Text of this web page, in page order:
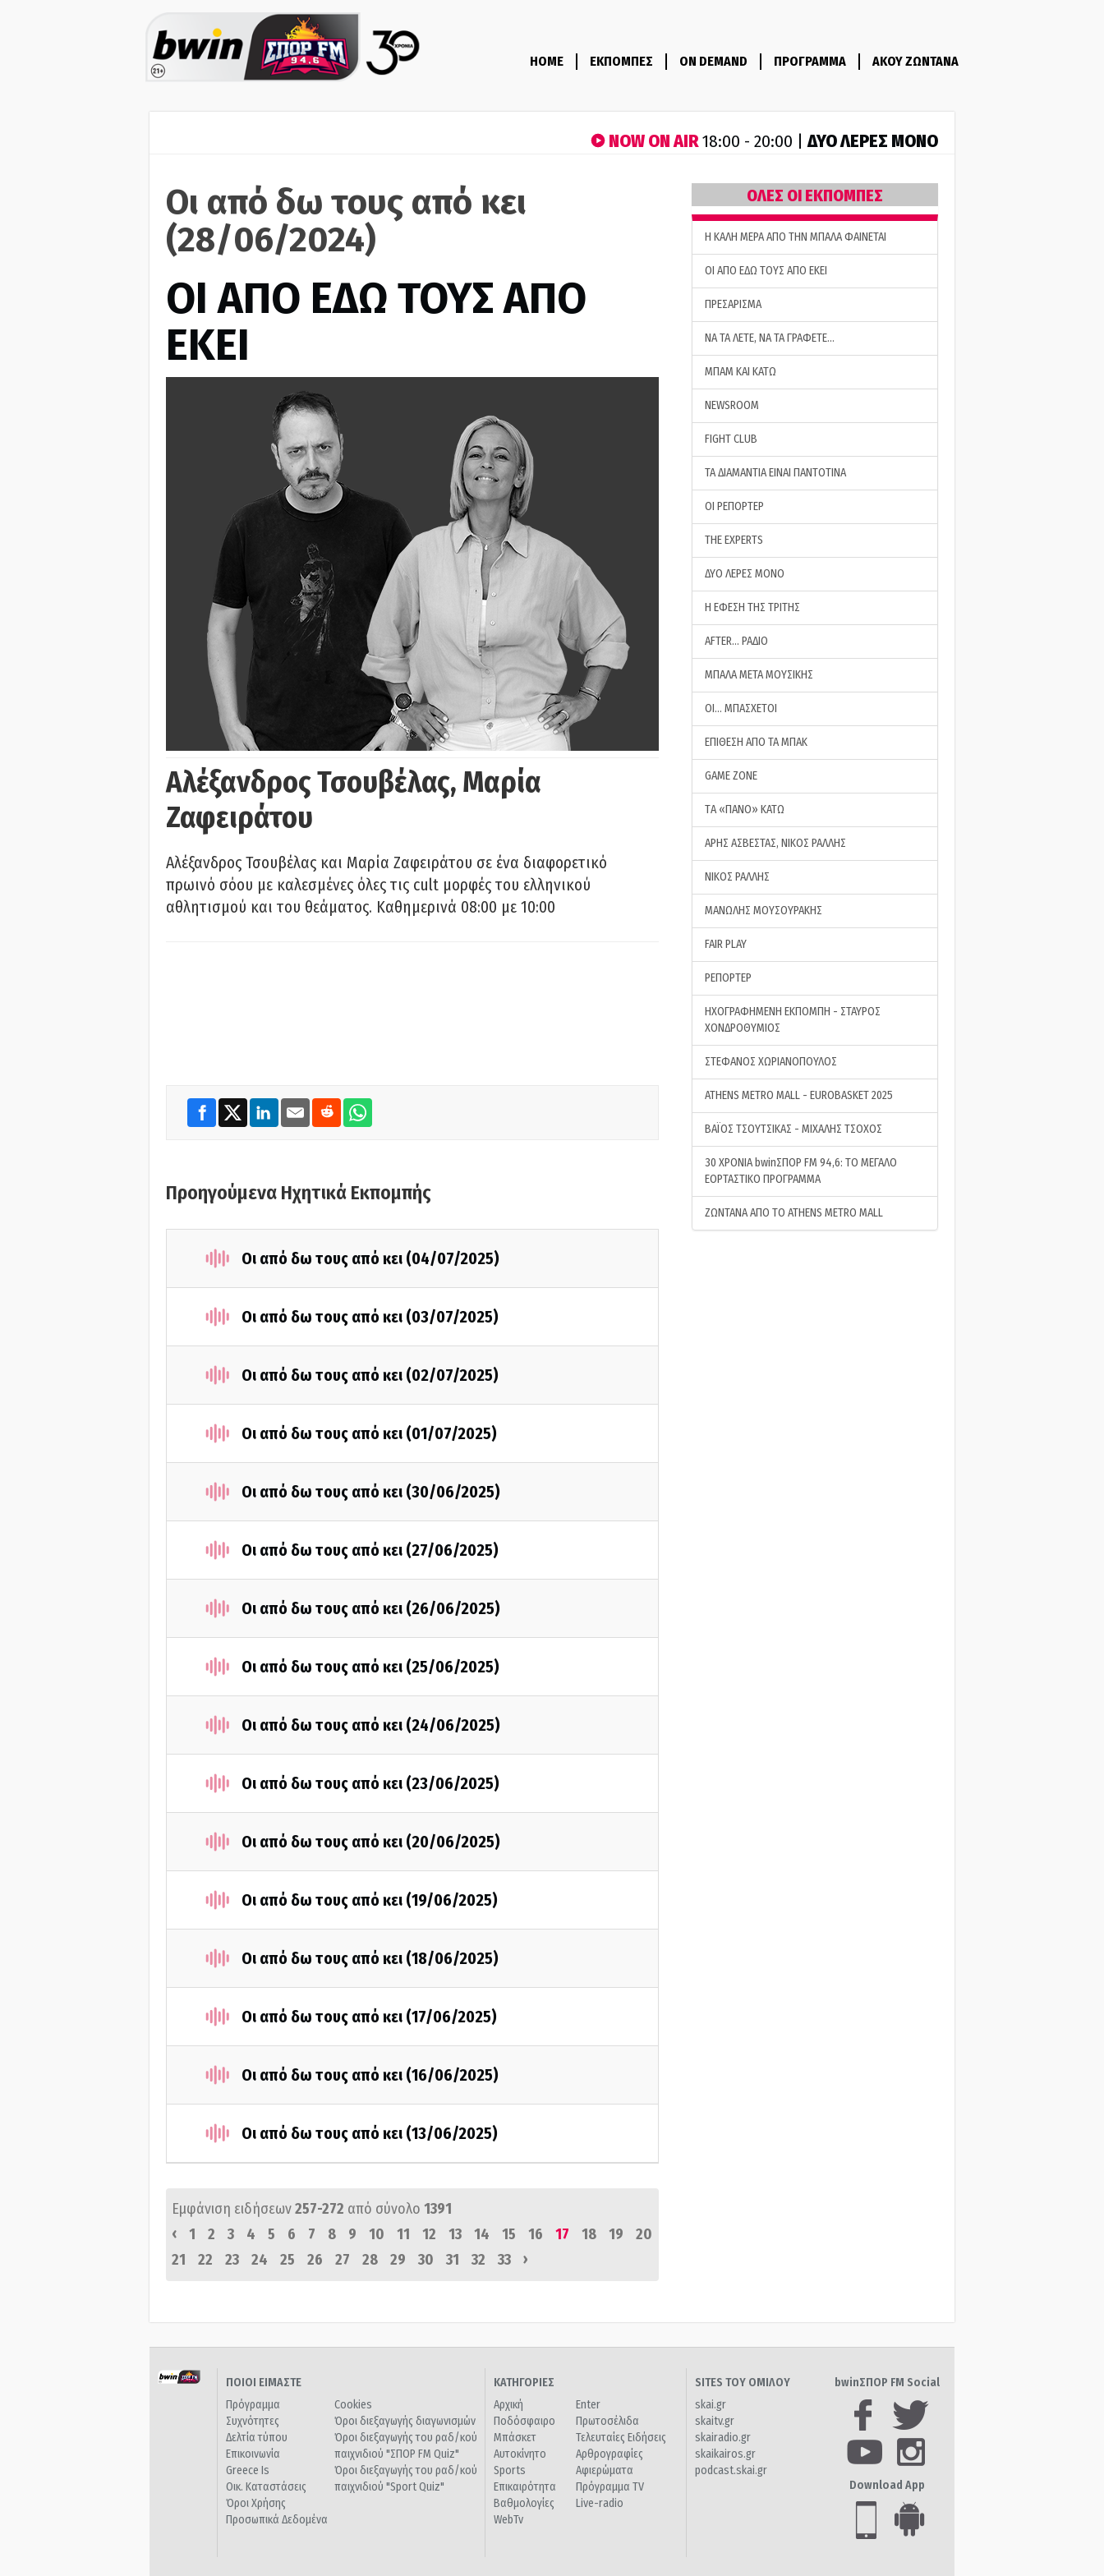
HOME ΕΚΠΟΜΠΕΣ ON DEMAND ΠΡΟΓΡΑΜΜΑ ΑΚΟΥ ΖΩΝΤΑΝΑ
NOW ON AIR18:00 - 20:00 |ΔΥΟ ΛΕΡΕΣ ΜΟΝΟ
Οι από δω τους από κει
(28/06/2024)
ΟΙ ΑΠΟ ΕΔΩ ΤΟΥΣ ΑΠΟ
ΕΚΕΙ
Αλέξανδρος Τσουβέλας, Μαρία
Ζαφειράτου
Αλέξανδρος Τσουβέλας και Μαρία Ζαφειράτου σε ένα διαφορετικό
πρωινό σόου με καλεσμένες όλες τις cult μορφές του ελληνικού
αθλητισμού και του θεάματος. Καθημερινά 08:00 με 10:00
Προηγούμενα Ηχητικά Εκπομπής
Οι από δω τους από κει (04/07/2025)
Οι από δω τους από κει (03/07/2025)
Οι από δω τους από κει (02/07/2025)
Οι από δω τους από κει (01/07/2025)
Οι από δω τους από κει (30/06/2025)
Οι από δω τους από κει (27/06/2025)
Οι από δω τους από κει (26/06/2025)
Οι από δω τους από κει (25/06/2025)
Οι από δω τους από κει (24/06/2025)
Οι από δω τους από κει (23/06/2025)
Οι από δω τους από κει (20/06/2025)
Οι από δω τους από κει (19/06/2025)
Οι από δω τους από κει (18/06/2025)
Οι από δω τους από κει (17/06/2025)
Οι από δω τους από κει (16/06/2025)
Οι από δω τους από κει (13/06/2025)
Εμφάνιση ειδήσεων257-272 από σύνολο 1391
‹
1 2 3 4 5 6 7 8 9 10 11 12 13 14 15 16 17 18 19
20
21
22 23 24 25 26 27 28 29 30 31 32 33 ›
ΟΛΕΣ ΟΙ ΕΚΠΟΜΠΕΣ
H ΚΑΛΗ ΜΕΡΑ ΑΠΟ ΤΗΝ ΜΠΑΛΑ ΦΑΙΝΕΤΑΙ
ΟΙ ΑΠΟ ΕΔΩ ΤΟΥΣ ΑΠΟ ΕΚΕΙ
ΠΡΕΣΑΡΙΣΜΑ
ΝΑ ΤΑ ΛΕΤΕ, ΝΑ ΤΑ ΓΡΑΦΕΤΕ…
ΜΠΑΜ ΚΑΙ ΚΑΤΩ
NEWSROOM
FIGHT CLUB
ΤΑ ΔΙΑΜΑΝΤΙΑ ΕΙΝΑΙ ΠΑΝΤΟΤΙΝΑ
ΟΙ ΡΕΠΟΡΤΕΡ
THE EXPERTS
ΔΥΟ ΛΕΡΕΣ ΜΟΝΟ
Η ΕΦΕΣΗ ΤΗΣ ΤΡΙΤΗΣ
AFTER… ΡΑΔΙΟ
ΜΠΑΛΑ ΜΕΤΑ ΜΟΥΣΙΚΗΣ
ΟΙ… ΜΠΑΣΧΕΤΟΙ
ΕΠΙΘΕΣΗ ΑΠΟ ΤΑ ΜΠΑΚ
GAME ZONE
ΤA «ΠΑΝΟ» ΚΑΤΩ
ΑΡΗΣ ΑΣΒΕΣΤΑΣ, ΝΙΚΟΣ ΡΑΛΛΗΣ
ΝΙΚΟΣ ΡΑΛΛΗΣ
ΜΑΝΩΛΗΣ ΜΟΥΣΟΥΡΑΚΗΣ
FAIR PLAY
ΡΕΠΟΡΤΕΡ
ΗΧΟΓΡΑΦΗΜΕΝΗ ΕΚΠΟΜΠΗ - ΣΤΑΥΡΟΣ
ΧΟΝΔΡΟΘΥΜΙΟΣ
ΣΤΕΦΑΝΟΣ ΧΩΡΙΑΝΟΠΟΥΛΟΣ
ATHENS METRO MALL - EUROBASKET 2025
ΒΑΪΟΣ ΤΣΟΥΤΣΙΚΑΣ - ΜΙΧΑΛΗΣ ΤΣΟΧΟΣ
30 ΧΡΟΝΙΑ bwinΣΠΟΡ FM 94,6: ΤΟ ΜΕΓΑΛΟ
ΕΟΡΤΑΣΤΙΚΟ ΠΡΟΓΡΑΜΜΑ
ΖΩΝΤΑΝΑ ΑΠΟ ΤΟ ATHENS METRO MALL
ΠΟΙΟΙ ΕΙΜΑΣΤΕ
Πρόγραμμα
Συχνότητες
Δελτία τύπου
Επικοινωνία
Greece Is
Οικ. Καταστάσεις
Όροι Χρήσης
Προσωπικά Δεδομένα
Cookies
Όροι διεξαγωγής διαγωνισμών
Όροι διεξαγωγής του ραδ/κού
παιχνιδιού "ΣΠΟΡ FM Quiz"
Όροι διεξαγωγής του ραδ/κού
παιχνιδιού "Sport Quiz"
ΚΑΤΗΓΟΡΙΕΣ
Αρχική
Ποδόσφαιρο
Μπάσκετ
Αυτοκίνητο
Sports
Επικαιρότητα
Βαθμολογίες
WebTv
Enter
Πρωτοσέλιδα
Τελευταίες Ειδήσεις
Αρθρογραφίες
Αφιερώματα
Πρόγραμμα TV
Live-radio
SITES ΤΟΥ ΟΜΙΛΟΥ
skai.gr
skaitv.gr
skairadio.gr
skaikairos.gr
podcast.skai.gr
bwinΣΠΟΡ FM Social
Download App